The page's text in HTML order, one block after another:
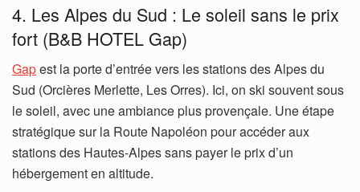
4. Les Alpes du Sud : Le soleil sans le prix
fort (B&B HOTEL Gap)
Gapest la porte d’entrée vers les stations des Alpes du
Sud (Orcières Merlette, Les Orres). Ici, on ski souvent sous
le soleil, avec une ambiance plus provençale. Une étape
stratégique sur la Route Napoléon pour accéder aux
stations des Hautes-Alpes sans payer le prix d’un
hébergement en altitude.